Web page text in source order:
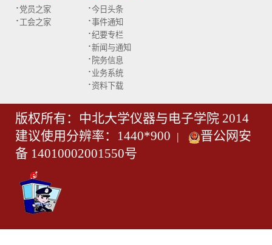
· 党员之家
· 工会之家
·今日头条
·事件通知
·纪要专栏
·新闻与通知
· 院务信息
· 业务系统
·资料下载
版权所有：中北大学仪器与电子学院 2014
建议使用分辨率：1440*900 |
晋公网安
备 14010002001550号